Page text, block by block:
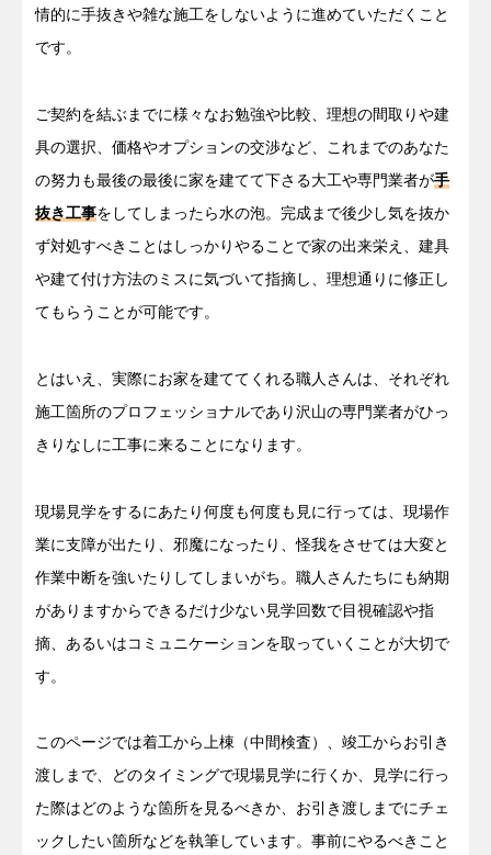
情的に手抜きや雑な施工をしないように進めていただくこと
です。
ご契約を結ぶまでに様々なお勉強や比較、理想の間取りや建
具の選択、価格やオプションの交渉など、これまでのあなた
の努力も最後の最後に家を建てて下さる大工や専門業者が手
抜き工事をしてしまったら水の泡。完成まで後少し気を抜か
ず対処すべきことはしっかりやることで家の出来栄え、建具
や建て付け方法のミスに気づいて指摘し、理想通りに修正し
てもらうことが可能です。
とはいえ、実際にお家を建ててくれる職人さんは、それぞれ
施工箇所のプロフェッショナルであり沢山の専門業者がひっ
きりなしに工事に来ることになります。
現場見学をするにあたり何度も何度も見に行っては、現場作
業に支障が出たり、邪魔になったり、怪我をさせては大変と
作業中断を強いたりしてしまいがち。職人さんたちにも納期
がありますからできるだけ少ない見学回数で目視確認や指
摘、あるいはコミュニケーションを取っていくことが大切で
す。
このページでは着工から上棟（中間検査）、竣工からお引き
渡しまで、どのタイミングで現場見学に行くか、見学に行っ
た際はどのような箇所を見るべきか、お引き渡しまでにチェ
ックしたい箇所などを執筆しています。事前にやるべきこと